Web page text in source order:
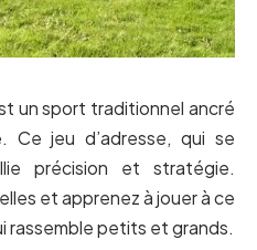
un sport traditionnel ancré
Ce jeu d’adresse, qui se
précision et stratégie.
et apprenez à jouer à ce
rassemble petits et grands.